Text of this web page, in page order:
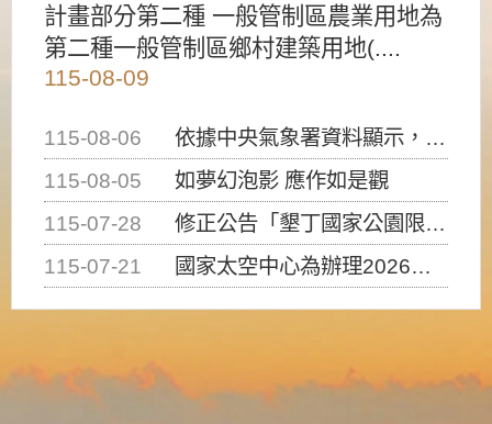
計畫部分第二種 一般管制區農業用地為
第二種一般管制區鄉村建築用地(....
115-08-09
115-08-06
依據中央氣象署資料顯示，白海豚颱風持續接近臺灣，請密切注意動向及早完成防災應變準備
115-08-05
如夢幻泡影 應作如是觀
115-07-28
修正公告「墾丁國家公園限制水域遊憩活動之種類、範圍、時間及行為」，自即日生效。
115-07-21
國家太空中心為辦理2026台灣盃火箭競賽，陸、海、空域警戒及協調相關事宜，因颱風備案事宜